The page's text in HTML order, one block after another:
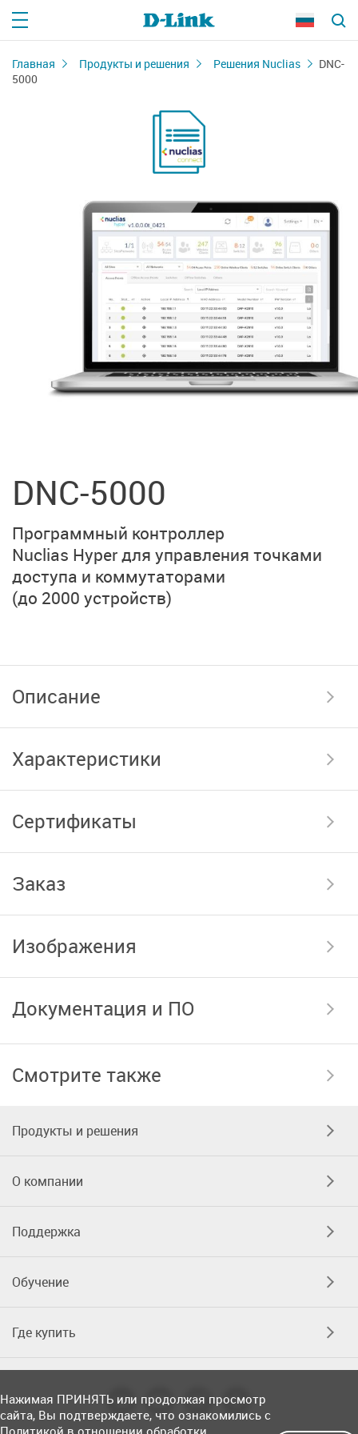
Главная Продукты и решения Решения Nuclias
DNC-
5000
DNC-5000
Программный контроллер
Nuclias Hyper для управления точками
доступа и коммутаторами
(до 2000 устройств)
Описание
Характеристики
Сертификаты
Заказ
Изображения
Документация и ПО
Смотрите также
Продукты и решения
О компании
Поддержка
Обучение
Где купить
Нажимая ПРИНЯТЬ или продолжая просмотр
сайта, Вы подтверждаете, что ознакомились с
Политикой в отношении обработки